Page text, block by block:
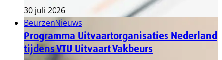
30 juli 2026
BeurzenNieuws
Programma Uitvaartorganisaties Nederland
tijdens VTU Uitvaart Vakbeurs